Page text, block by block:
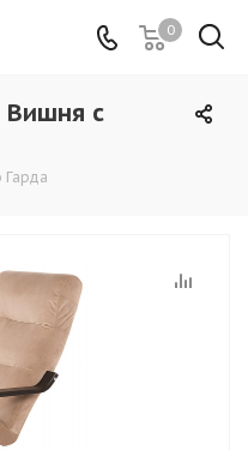
0
Вишня с
Гарда